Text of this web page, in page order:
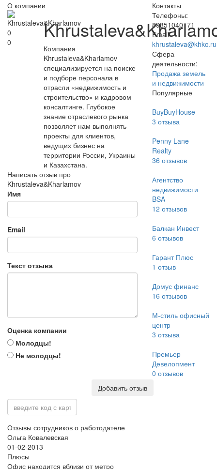
О компании
0
0
Компания
Khrustaleva&Kharlamov
специализируется на поиске
и подборе персонала в
отрасли «недвижимость и
строительство» и кадровом
консалтинге. Глубокое
знание отраслевого рынка
позволяет нам выполнять
проекты для клиентов,
ведущих бизнес на
территории России, Украины
и Казахстана.
Написать отзыв про
Khrustaleva&Kharlamov
Имя
Email
Текст отзыва
Оценка компании
Молодцы!
Не молодцы!
Добавить отзыв
Отзывы сотрудников о работодателе
Ольга Ковалевская
01-02-2013
Плюсы
Офис находится вблизи от метро
Контакты
Телефоны:
89851040171
Email:
khrustaleva@khkc.ru
Сфера
деятельности:
Продажа земель
и недвижимости
Популярные
BuyBuyHouse
3 отзыва
Penny Lane
Realty
36 отзывов
Агентство
недвижимости
BSA
12 отзывов
Балкан Инвест
6 отзывов
Гарант Плюс
1 отзыв
Домус финанс
16 отзывов
М-стиль офисный
центр
3 отзыва
Премьер
Девелопмент
0 отзывов